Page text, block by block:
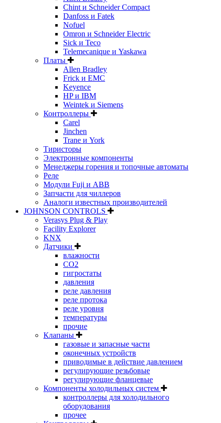
Chint и Schneider Compact
Danfoss и Fatek
Nofuel
Omron и Schneider Electric
Sick и Teco
Telemecanique и Yaskawa
Платы
Allen Bradley
Frick и EMC
Keyence
HP и IBM
Weintek и Siemens
Контроллеры
Carel
Jinchen
Trane и York
Тиристоры
Электронные компоненты
Менеджеры горения и топочные автоматы
Реле
Модули Fuji и ABB
Запчасти для чиллеров
Аналоги известных производителей
JOHNSON CONTROLS
Verasys Plug & Play
Facility Explorer
KNX
Датчики
влажности
CO2
гигростаты
давления
реле давления
реле протока
реле уровня
температуры
прочие
Клапаны
газовые и запасные части
оконечных устройств
приводимые в действие давлением
регулирующие резьбовые
регулирующие фланцевые
Компоненты холодильных систем
контроллеры для холодильного
оборудования
прочее